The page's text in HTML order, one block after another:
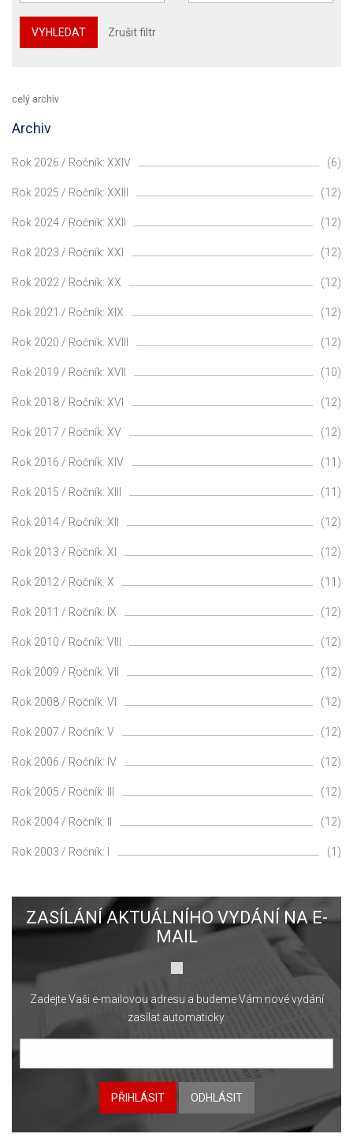
VYHLEDAT Zrušit filtr
celý archiv
Archiv
Rok 2026 / Ročník: XXIV (6)
Rok 2025 / Ročník: XXIII (12)
Rok 2024 / Ročník: XXII (12)
Rok 2023 / Ročník: XXI (12)
Rok 2022 / Ročník: XX (12)
Rok 2021 / Ročník: XIX (12)
Rok 2020 / Ročník: XVIII (12)
Rok 2019 / Ročník: XVII (10)
Rok 2018 / Ročník: XVI (12)
Rok 2017 / Ročník: XV (12)
Rok 2016 / Ročník: XIV (11)
Rok 2015 / Ročník: XIII (11)
Rok 2014 / Ročník: XII (12)
Rok 2013 / Ročník: XI (12)
Rok 2012 / Ročník: X (11)
Rok 2011 / Ročník: IX (12)
Rok 2010 / Ročník: VIII (12)
Rok 2009 / Ročník: VII (12)
Rok 2008 / Ročník: VI (12)
Rok 2007 / Ročník: V (12)
Rok 2006 / Ročník: IV (12)
Rok 2005 / Ročník: III (12)
Rok 2004 / Ročník: II (12)
Rok 2003 / Ročník: I (1)
ZASÍLÁNÍ AKTUÁLNÍHO VYDÁNÍ NA E-
MAIL
Zadejte Vaši e-mailovou adresu a budeme Vám nové vydání
zasílat automaticky.
PŘIHLÁSIT ODHLÁSIT